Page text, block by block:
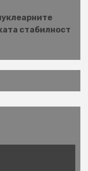
стабилност